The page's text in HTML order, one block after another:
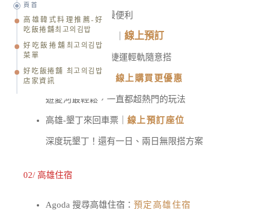
左營高鐵站取車最便利
線上預訂
日券，捷運輕軌隨意搭
高雄愛河愛之船｜ 線上購買更優惠
遊愛河最輕鬆，一直都超熱門的玩法
高雄-墾丁來回車票｜ 線上預訂座位
深度玩墾丁！還有一日、兩日無限搭方案
02/ 高雄住宿
Agoda 搜尋高雄住宿： 預定高雄住宿
頁首
高雄韓式料理推薦-好
吃飯捲舖최고의김밥
好吃飯捲舖최고의김밥
菜單
好吃飯捲舖 최고의김밥
店家資訊